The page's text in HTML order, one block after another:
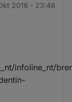
2016 - 23:46
infoline_nt/